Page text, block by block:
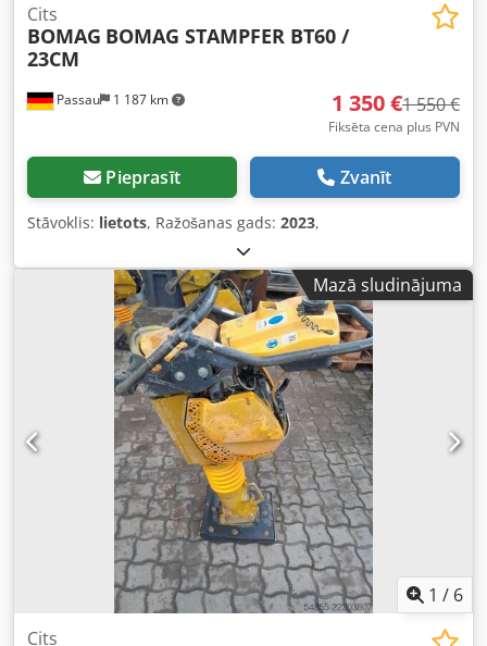
Passau 1 187 km
Cits
BOMAG BOMAG STAMPFER BT60 /
23CM
1 350 €1 550 €
Fiksēta cena plus PVN
Pieprasīt Zvanīt
Stāvoklis: lietots, Ražošanas gads: 2023,
Mazā sludinājuma
1 / 6
Cits